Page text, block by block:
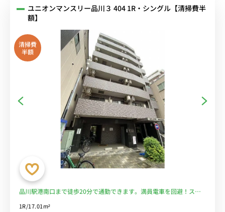
ユニオンマンスリー品川３ 404 1R・シングル【清掃費半
額】
清掃費
半額
品川駅港南口まで徒歩20分で通勤できます。満員電車を回避！スー
1R/17.01m²